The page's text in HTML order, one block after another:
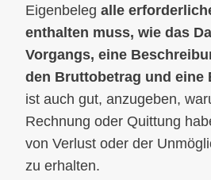
Eigenbeleg alle
enthalten muss, wie das
Vorgangs, eine
den Bruttobetrag und eine
ist auch gut, anzugeben,
Rechnung oder Quittung
von Verlust oder der
zu erhalten.